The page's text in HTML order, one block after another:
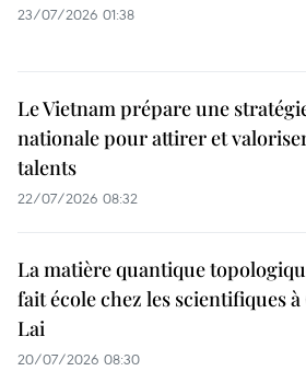
23/07/2026 01:38
Le Vietnam prépare une
nationale pour attirer et
talents
22/07/2026 08:32
La matière quantique
fait école chez les scientifiques à
Lai
20/07/2026 08:30